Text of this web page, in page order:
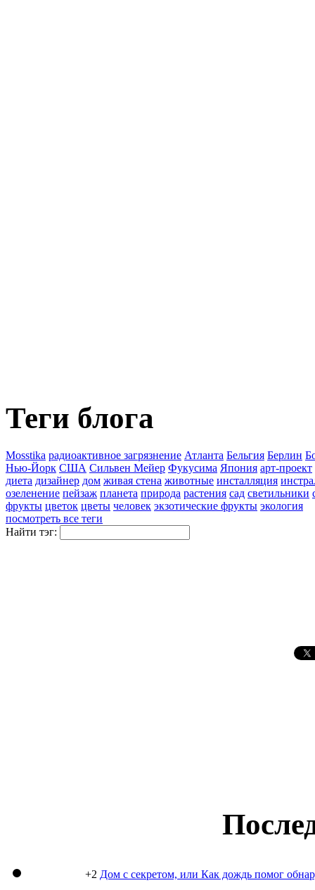
Теги блога
Mosstika pадиоактивное загрязнение Атланта Бельгия Берлин
Нью-Йорк США Сильвен Мейер Фукусима Япония арт-проект
диета дизайнер дом живая стена животные инсталляция
озеленение пейзаж планета природа растения сад светильники
фрукты цветок цветы человек экзотические фрукты экология
посмотреть все теги
Найти тэг:
+2 Дом с секретом, или Как дождь помог